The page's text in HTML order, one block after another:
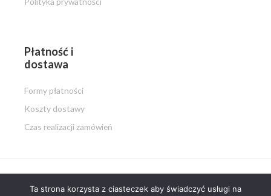
Płatność i
dostawa
Formy płatności
Koszty dostawy
Czas realizacji zamówień
Copyright © 2026 PISZ i MALUJ.pl
Ta strona korzysta z ciasteczek aby świadczyć usługi na